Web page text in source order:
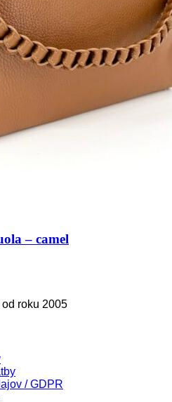
– camel
od roku 2005
/ GDPR